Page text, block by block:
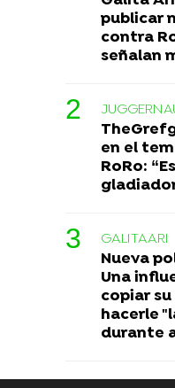
publicar
contra
señalan
en el
RoRo:
GALITAARI
Nueva
Una
copiar
hacerle
durante